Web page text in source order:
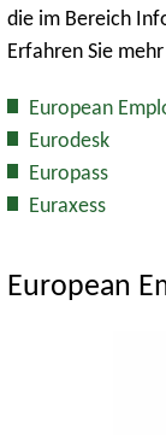
die im Bereich
Erfahren Sie
European
Eurodesk
Europass
Euraxess
European